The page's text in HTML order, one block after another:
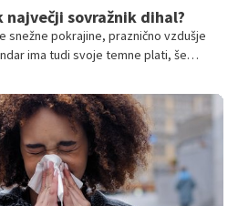
največji sovražnik dihal?
snežne pokrajine, praznično vzdušje
ima tudi svoje temne plati, še
prostorih ustvarjajo
Ta kombinacija dejavnikov
težave z dihalnim sistemom,
bolezni, kot so astma,